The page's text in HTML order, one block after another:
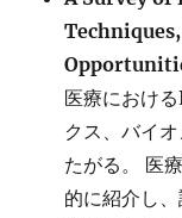
医療におけ
クス、バイ
たがる。 医
的に紹介し